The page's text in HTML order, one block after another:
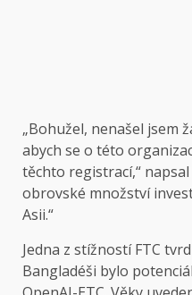
„Bohužel, nenašel jsem
abych se o této
těchto registrací,“
obrovské množství
Asii.“
Jedna z stížností FTC
Bangladéši bylo